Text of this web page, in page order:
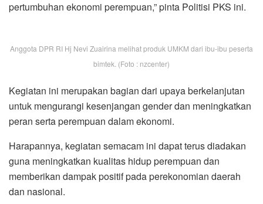
pertumbuhan ekonomi perempuan,” pinta Politisi PKS ini.
Anggota DPR RI Hj Nevi Zuairina melihat produk UMKM dari ibu-ibu peserta
bimtek. (Foto : nzcenter)
Kegiatan ini merupakan bagian dari upaya berkelanjutan
untuk mengurangi kesenjangan gender dan meningkatkan
peran serta perempuan dalam ekonomi.
Harapannya, kegiatan semacam ini dapat terus diadakan
guna meningkatkan kualitas hidup perempuan dan
memberikan dampak positif pada perekonomian daerah
dan nasional.